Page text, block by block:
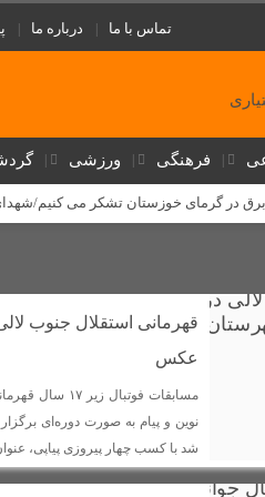
تماس با ما درباره ما
فرهنگی ورزشی
در گرمای خوزستان تشکر می کنیم/
تاریخی برای آینده دختران عشایر
(استوری) جنجالی رضا جباری، اختلافات
وقتی نفس‌های بلوط به یاری مردم
می‌رسد و ۵ روستا از اینترنت همراه برخوردار شدند
بیش از ۷۵۰ گرم مواد صنعتی
عکس
مسابقات
نوین و پیام به صورت دوره‌ای
شد با کسب چهار پیروزی پیاپی،